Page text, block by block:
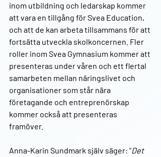
inom utbildning och ledarskap kommer
att vara en tillgång för Svea Education,
och att de kan arbeta tillsammans för att
fortsätta utveckla skolkoncernen. Fler
roller inom Svea Gymnasium kommer att
presenteras under våren och ett flertal
samarbeten mellan näringslivet och
organisationer som står nära
företagande och entreprenörskap
kommer också att presenteras
framöver.
Anna-Karin Sundmark själv säger: "Det